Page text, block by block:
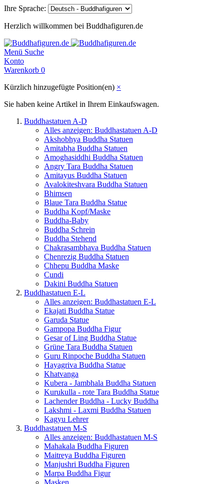
Ihre Sprache:
Herzlich willkommen bei Buddhafiguren.de
Menü Suche
Konto
Warenkorb 0
Kürzlich hinzugefügte Position(en) ×
Sie haben keine Artikel in Ihrem Einkaufswagen.
Buddhastatuen A-D
Alles anzeigen: Buddhastatuen A-D
Akshobhya Buddha Statuen
Amitabha Buddha Statuen
Amoghasiddhi Buddha Statuen
Angry Tara Buddha Statuen
Amitayus Buddha Statuen
Avalokiteshvara Buddha Statuen
Bhimsen
Blaue Tara Buddha Statue
Buddha Kopf/Maske
Buddha-Baby
Buddha Schrein
Buddha Stehend
Chakrasambhava Buddha Statuen
Chenrezig Buddha Statuen
Chhepu Buddha Maske
Cundi
Dakini Buddha Statuen
Buddhastatuen E-L
Alles anzeigen: Buddhastatuen E-L
Ekajati Buddha Statue
Garuda Statue
Gampopa Buddha Figur
Gesar of Ling Buddha Statue
Grüne Tara Buddha Statuen
Guru Rinpoche Buddha Statuen
Hayagriva Buddha Statue
Khatvanga
Kubera - Jambhala Buddha Statuen
Kurukulla - rote Tara Buddha Statue
Lachender Buddha - Lucky Buddha
Lakshmi - Laxmi Buddha Statuen
Kagyu Lehrer
Buddhastatuen M-S
Alles anzeigen: Buddhastatuen M-S
Mahakala Buddha Figuren
Maitreya Buddha Figuren
Manjushri Buddha Figuren
Marpa Buddha Figur
Masken